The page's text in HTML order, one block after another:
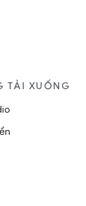
TẢI XUỐNG